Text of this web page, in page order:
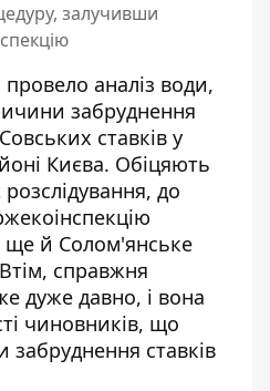
залучивши
аналіз води,
забруднення
ставків у
Києва. Обіцяють
, до
ще й Солом'янське
Втім, справжня
дуже давно, і вона
чиновників, що
ставків